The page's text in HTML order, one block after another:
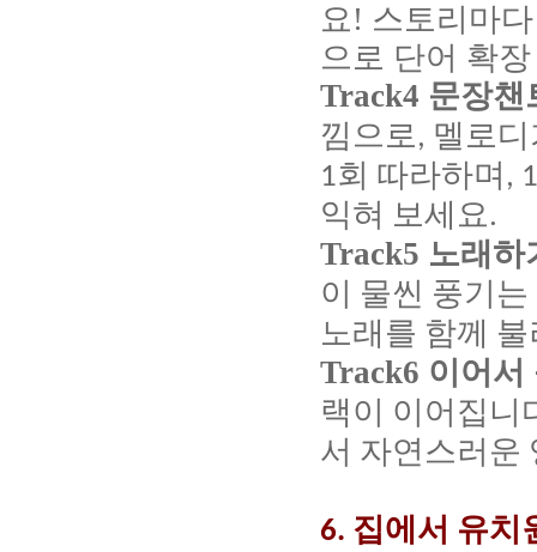
요! 스토리마다
으로 단어 확장
Track4 문장챈
낌으로, 멜로디
1회 따라하며 , 1
익혀 보세요.
Track5 노래하
이
물씬 풍기는
노래를 함께
Track6 이어서
랙이
이어집니
서 자연스러운
6. 집에서 유치